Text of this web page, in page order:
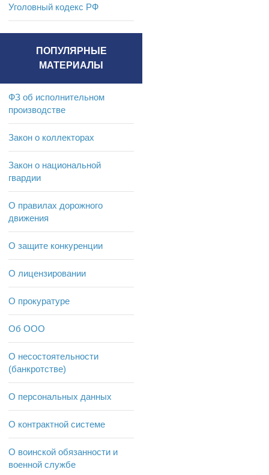
Уголовный кодекс РФ
ПОПУЛЯРНЫЕ
МАТЕРИАЛЫ
ФЗ об исполнительном
производстве
Закон о коллекторах
Закон о национальной
гвардии
О правилах дорожного
движения
О защите конкуренции
О лицензировании
О прокуратуре
Об ООО
О несостоятельности
(банкротстве)
О персональных данных
О контрактной системе
О воинской обязанности и
военной службе